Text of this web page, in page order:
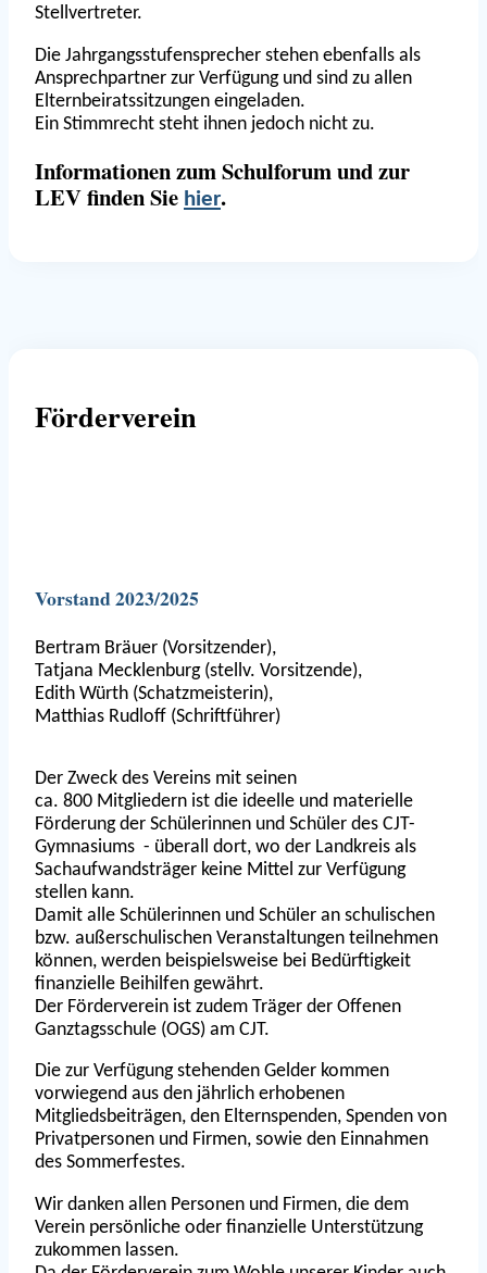
Stellvertreter.
Die Jahrgangsstufensprecher stehen ebenfalls als
Ansprechpartner zur Verfügung und sind zu allen
Elternbeiratssitzungen eingeladen.
Ein Stimmrecht steht ihnen jedoch nicht zu.
Informationen zum Schulforum und zur
LEV finden Sie hier.
Förderverein
Vorstand 2023/2025
Bertram Bräuer (Vorsitzender),
Tatjana Mecklenburg (stellv. Vorsitzende),
Edith Würth (Schatzmeisterin),
Matthias Rudloff (Schriftführer)
Der Zweck des Vereins mit seinen
ca. 800 Mitgliedern ist die ideelle und materielle
Förderung der Schülerinnen und Schüler des CJT-
Gymnasiums - überall dort, wo der Landkreis als
Sachaufwandsträger keine Mittel zur Verfügung
stellen kann.
Damit alle Schülerinnen und Schüler an schulischen
bzw. außerschulischen Veranstaltungen teilnehmen
können, werden beispielsweise bei Bedürftigkeit
finanzielle Beihilfen gewährt.
Der Förderverein ist zudem Träger der Offenen
Ganztagsschule (OGS) am CJT.
Die zur Verfügung stehenden Gelder kommen
vorwiegend aus den jährlich erhobenen
Mitgliedsbeiträgen, den Elternspenden, Spenden von
Privatpersonen und Firmen, sowie den Einnahmen
des Sommerfestes.
Wir danken allen Personen und Firmen, die dem
Verein persönliche oder finanzielle Unterstützung
zukommen lassen.